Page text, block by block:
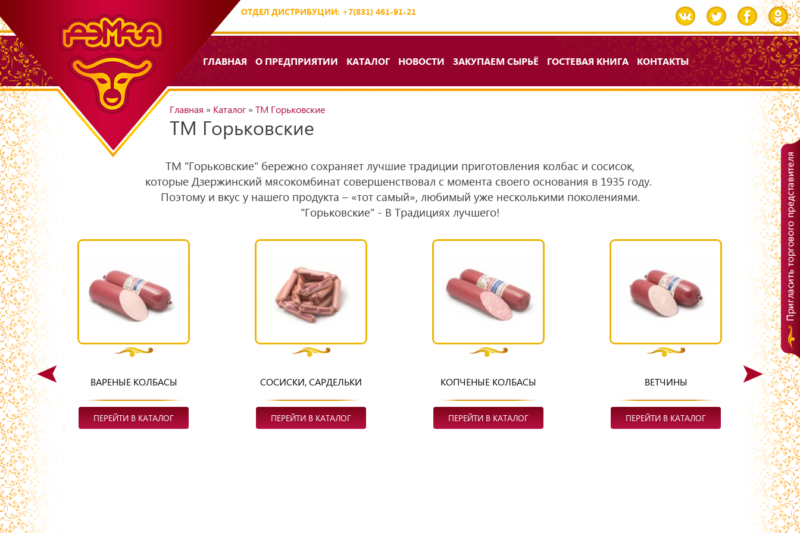
ОТДЕЛ ДИСТРИБУЦИИ: +7(831) 461-91-21
ГЛАВНАЯ О ПРЕДПРИЯТИИ КАТАЛОГ НОВОСТИ ЗАКУПАЕМ СЫРЬЁ ГОСТЕВАЯ КНИГА КОНТАКТЫ
Главная » Каталог »ТМ Горьковские
ТМ Горьковские
ТМ "Горьковские" бережно сохраняет лучшие традиции приготовления колбас и сосисок,
которые Дзержинский мясокомбинат совершенствовал с момента своего основания в 1935 году.
Поэтому и вкус у нашего продукта – «тот самый», любимый уже несколькими поколениями.
"Горьковские" - В Традициях лучшего!
ВАРЕНЫЕ КОЛБАСЫ
ПЕРЕЙТИ В КАТАЛОГ
СОСИСКИ, САРДЕЛЬКИ
ПЕРЕЙТИ В КАТАЛОГ
КОПЧЕНЫЕ КОЛБАСЫ
ПЕРЕЙТИ В КАТАЛОГ
ВЕТЧИНЫ
ПЕРЕЙТИ В КАТАЛОГ